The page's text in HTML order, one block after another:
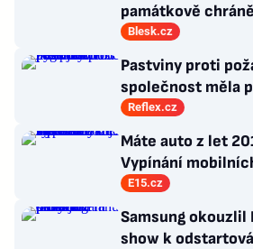
památkově
vypalovali vosy
Blesk.cz
Pastviny proti
společnost měla
negativní postoj
Reflex.cz
Máte auto z let
Vypínání
zablokuje topení i
systém eCall
E15.cz
Samsung okouzlil
show k